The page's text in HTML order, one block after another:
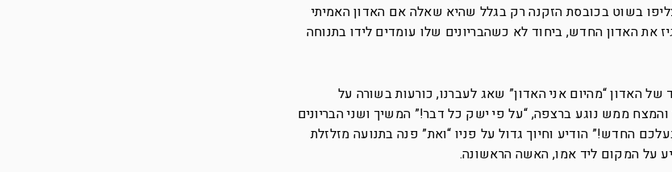
בשוט בכובסת הזקנה רק בגלל שהיא שאלה אם האדון האמיתי
את האדון החדש, ביחוד לא כשהבריונים שלו עומדים לידו בתנוחה
האדון “מהיום אני האדון” שאג לעברנו, כורעות בשורה על
ממש נוגע ברצפה, “על פי ישק כל דבר!” המשיך ושני הבריונים
החדש!” הודיע וחיוך גדול על פניו “ואת” פנה בתנועה מזלזלת
על המקום ליד אמו, האשה הראשונה.